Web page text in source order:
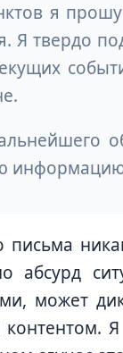
я
Я твердо
письма
абсурд
может